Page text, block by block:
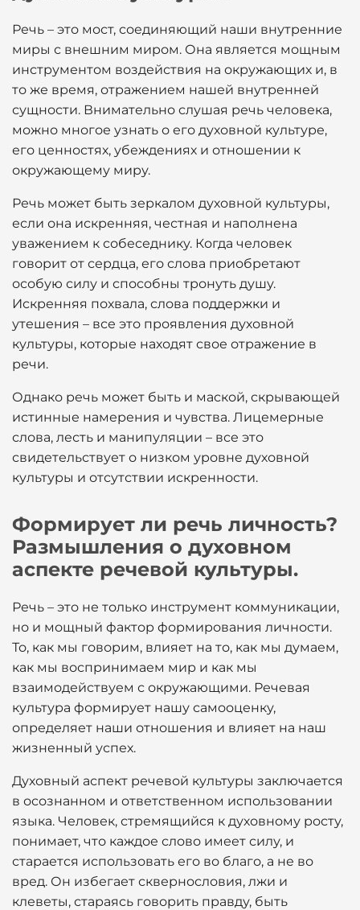
Речь – это мост, соединяющий наши внутренние
миры с внешним миром. Она является мощным
инструментом воздействия на окружающих и, в
то же время, отражением нашей внутренней
сущности. Внимательно слушая речь человека,
можно многое узнать о его духовной культуре,
его ценностях, убеждениях и отношении к
окружающему миру.
Речь может быть зеркалом духовной культуры,
если она искренняя, честная и наполнена
уважением к собеседнику. Когда человек
говорит от сердца, его слова приобретают
особую силу и способны тронуть душу.
Искренняя похвала, слова поддержки и
утешения – все это проявления духовной
культуры, которые находят свое отражение в
речи.
Однако речь может быть и маской, скрывающей
истинные намерения и чувства. Лицемерные
слова, лесть и манипуляции – все это
свидетельствует о низком уровне духовной
культуры и отсутствии искренности.
Формирует ли речь личность?
Размышления о духовном
аспекте речевой культуры.
Речь – это не только инструмент коммуникации,
но и мощный фактор формирования личности.
То, как мы говорим, влияет на то, как мы думаем,
как мы воспринимаем мир и как мы
взаимодействуем с окружающими. Речевая
культура формирует нашу самооценку,
определяет наши отношения и влияет на наш
жизненный успех.
Духовный аспект речевой культуры заключается
в осознанном и ответственном использовании
языка. Человек, стремящийся к духовному росту,
понимает, что каждое слово имеет силу, и
старается использовать его во благо, а не во
вред. Он избегает сквернословия, лжи и
клеветы, стараясь говорить правду, быть